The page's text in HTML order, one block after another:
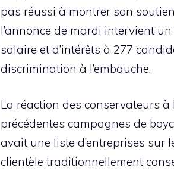
pas réussi à montrer son
l’annonce de mardi intervient
salaire et d’intérêts à 277
discrimination à l’embauche.
La réaction des conservateurs à
précédentes campagnes de
avait une liste d’entreprises
clientèle traditionnellement